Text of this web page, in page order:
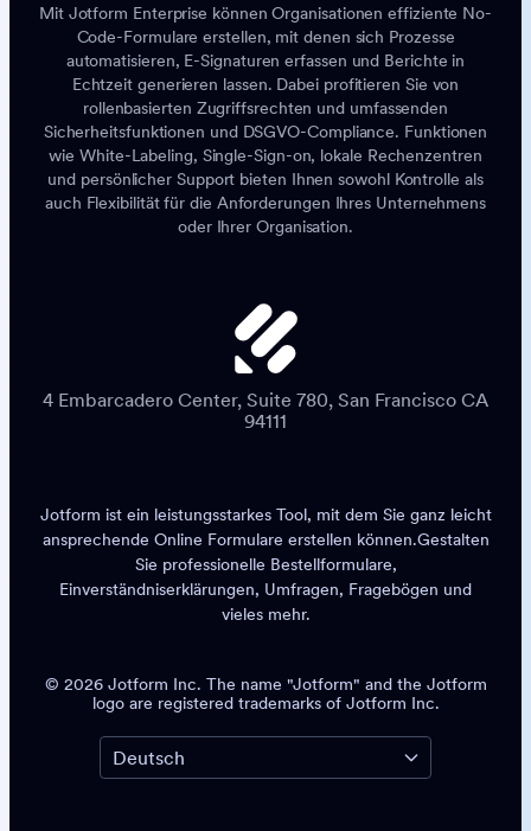
Mit Jotform Enterprise können Organisationen effiziente No-
Code-Formulare erstellen, mit denen sich Prozesse
automatisieren, E-Signaturen erfassen und Berichte in
Echtzeit generieren lassen. Dabei profitieren Sie von
rollenbasierten Zugriffsrechten und umfassenden
Sicherheitsfunktionen und DSGVO-Compliance. Funktionen
wie White-Labeling, Single-Sign-on, lokale Rechenzentren
und persönlicher Support bieten Ihnen sowohl Kontrolle als
auch Flexibilität für die Anforderungen Ihres Unternehmens
oder Ihrer Organisation.
4 Embarcadero Center, Suite 780, San Francisco CA
94111
Jotform ist ein leistungsstarkes Tool, mit dem Sie ganz leicht
ansprechende Online Formulare erstellen können.Gestalten
Sie professionelle Bestellformulare,
Einverständniserklärungen, Umfragen, Fragebögen und
vieles mehr.
© 2026 Jotform Inc. The name "Jotform" and the Jotform
logo are registered trademarks of Jotform Inc.